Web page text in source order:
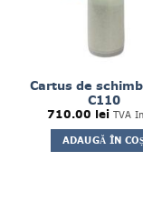
Cartus de
C110
710.00 lei TVA
ADAUGĂ ÎN COȘ